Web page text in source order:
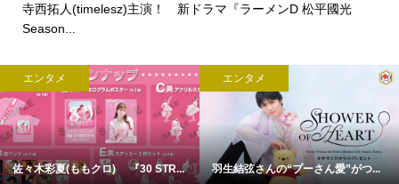
寺西拓人(timelesz)主演！ 新ドラマ『ラーメンD 松平國光
Season...
エンタメ
【Kis-My-Ft2】登場！ 本日発売...
エンタメ
9/4(金)スタート！ 『北山宏光 T...